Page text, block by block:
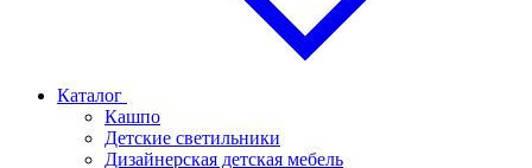
Каталог
Кашпо
Детские светильники
Дизайнерская детская мебель